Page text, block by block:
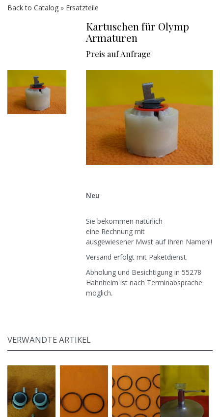
Back to Catalog Ersatzteile
Kartuschen für Olymp
Armaturen
Preis auf Anfrage
Neu
Sie bekommen natürlich
eine Rechnung mit
ausgewiesener Mwst auf Ihren Namen!!
Versand erfolgt mit Paketdienst.
Abholung und Besichtigung in 55278
Hahnheim ist nach Terminabsprache
möglich.
VERWANDTE ARTIKEL